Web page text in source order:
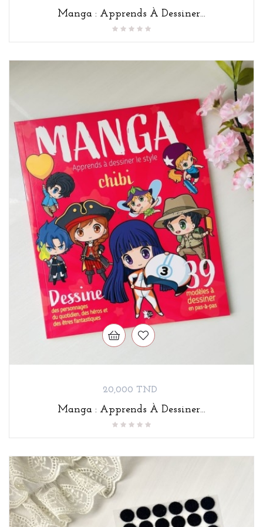
Manga : Apprends À Dessiner...
Prix
20,000 TND
Manga : Apprends À Dessiner...